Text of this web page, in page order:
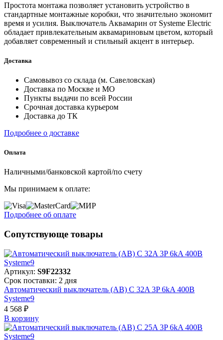
Простота монтажа позволяет установить устройство в
стандартные монтажные коробки, что значительно экономит
время и усилия. Выключатель Аквамарин от Systeme Electric
обладает привлекательным аквамариновым цветом, который
добавляет современный и стильный акцент в интерьер.
Доставка
Самовывоз со склада (м. Савеловская)
Доставка по Москве и МО
Пункты выдачи по всей России
Срочная доставка курьером
Доставка до ТК
Подробнее о доставке
Оплата
Наличными/банковской картой/по счету
Мы принимаем к оплате:
Подробнее об оплате
Сопутствующе товары
Артикул: S9F22332
Срок поставки: 2 дня
Автоматический выключатель (АВ) C 32A 3P 6kA 400В
Systeme9
4 568 ₽
В корзинy